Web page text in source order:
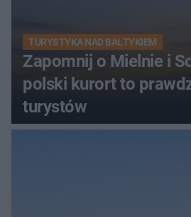
TURYSTYKA NAD BAŁTYKIEM
Zapomnij o Mielnie i
polski kurort to
turystów